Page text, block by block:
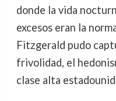
donde la vida
excesos eran la
Fitzgerald pudo
frivolidad, el
clase alta